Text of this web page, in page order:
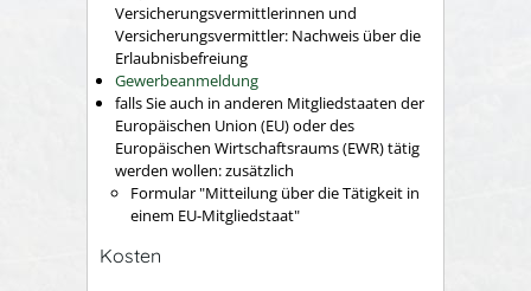
Versicherungsvermittlerinnen und
Versicherungsvermittler: Nachweis über die
Erlaubnisbefreiung
Gewerbeanmeldung
falls Sie auch in anderen Mitgliedstaaten der
Europäischen Union (EU) oder des
Europäischen Wirtschaftsraums (EWR) tätig
werden wollen: zusätzlich
Formular "Mitteilung über die Tätigkeit in
einem EU-Mitgliedstaat"
Kosten